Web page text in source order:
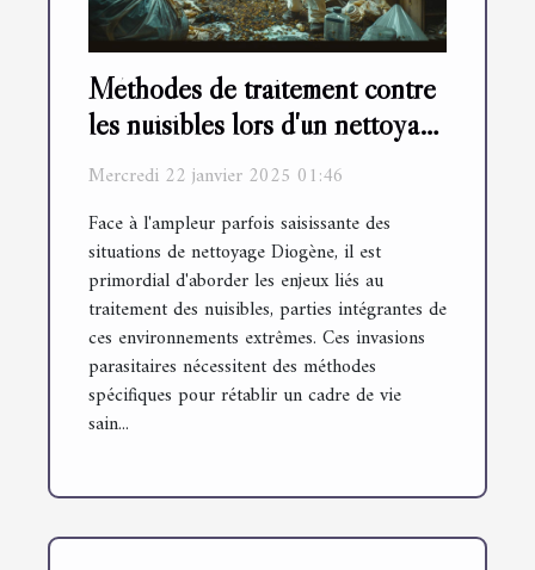
Méthodes de traitement contre
les nuisibles lors d'un nettoyage
Diogène
Mercredi 22 janvier 2025 01:46
Face à l'ampleur parfois saisissante des
situations de nettoyage Diogène, il est
primordial d'aborder les enjeux liés au
traitement des nuisibles, parties intégrantes de
ces environnements extrêmes. Ces invasions
parasitaires nécessitent des méthodes
spécifiques pour rétablir un cadre de vie
sain...